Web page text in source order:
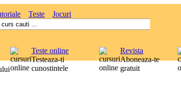
Teste
Jocuri
Teste online
Testeaza-ti
cunostintele
Revista
Aboneaza-te
gratuit